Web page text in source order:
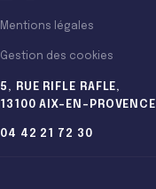
Mentions légales
Gestion des cookies
5, RUE RIFLE RAFLE,
13100 AIX-EN-PROVENCE
04 42 21 72 30